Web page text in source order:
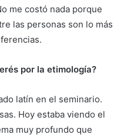
me costó nada porque
las personas son lo más
por la etimología?
latín en el seminario.
Hoy estaba viendo el
muy profundo que